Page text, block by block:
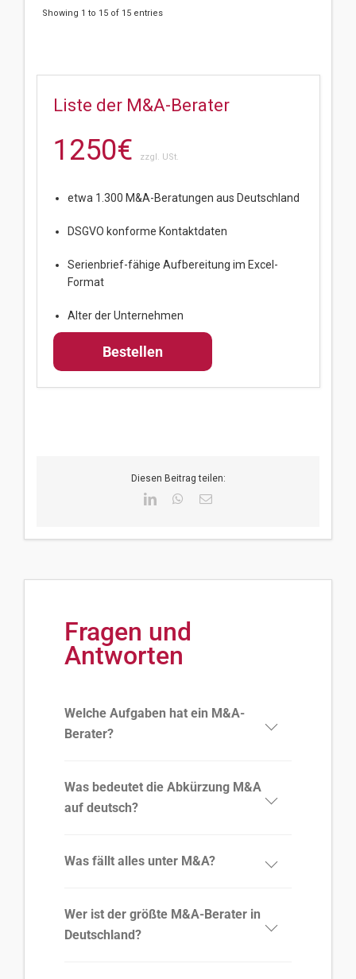
Showing 1 to 15 of 15 entries
Liste der M&A-Berater
1250€ zzgl. USt.
etwa 1.300 M&A-Beratungen aus Deutschland
DSGVO konforme Kontaktdaten
Serienbrief-fähige Aufbereitung im Excel-
Format
Alter der Unternehmen
Bestellen
Diesen Beitrag teilen:
LinkedInWhatsApp
E-
Fragen und
Antworten
Welche Aufgaben hat ein M&A-
Berater?
Was bedeutet die Abkürzung M&A
auf deutsch?
Was fällt alles unter M&A?
Wer ist der größte M&A-Berater in
Deutschland?